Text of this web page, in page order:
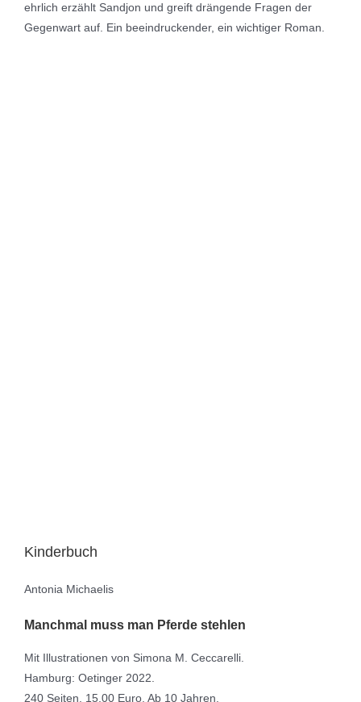
ehrlich erzählt Sandjon und greift drängende Fragen der
Gegenwart auf. Ein beeindruckender, ein wichtiger Roman.
Kinderbuch
Antonia Michaelis
Manchmal muss man Pferde stehlen
Mit Illustrationen von Simona M. Ceccarelli.
Hamburg: Oetinger 2022.
240 Seiten. 15,00 Euro. Ab 10 Jahren.